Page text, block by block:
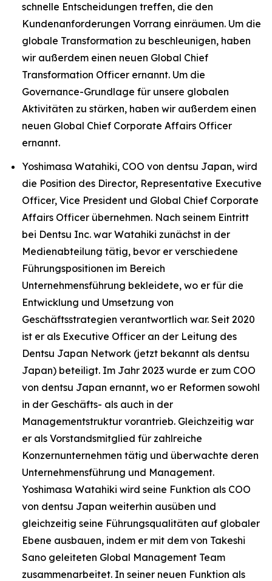
schnelle Entscheidungen treffen, die den
Kundenanforderungen Vorrang einräumen. Um die
globale Transformation zu beschleunigen, haben
wir außerdem einen neuen Global Chief
Transformation Officer ernannt. Um die
Governance-Grundlage für unsere globalen
Aktivitäten zu stärken, haben wir außerdem einen
neuen Global Chief Corporate Affairs Officer
ernannt.
Yoshimasa Watahiki, COO von dentsu Japan, wird
die Position des Director, Representative Executive
Officer, Vice President und Global Chief Corporate
Affairs Officer übernehmen. Nach seinem Eintritt
bei Dentsu Inc. war Watahiki zunächst in der
Medienabteilung tätig, bevor er verschiedene
Führungspositionen im Bereich
Unternehmensführung bekleidete, wo er für die
Entwicklung und Umsetzung von
Geschäftsstrategien verantwortlich war. Seit 2020
ist er als Executive Officer an der Leitung des
Dentsu Japan Network (jetzt bekannt als dentsu
Japan) beteiligt. Im Jahr 2023 wurde er zum COO
von dentsu Japan ernannt, wo er Reformen sowohl
in der Geschäfts- als auch in der
Managementstruktur vorantrieb. Gleichzeitig war
er als Vorstandsmitglied für zahlreiche
Konzernunternehmen tätig und überwachte deren
Unternehmensführung und Management.
Yoshimasa Watahiki wird seine Funktion als COO
von dentsu Japan weiterhin ausüben und
gleichzeitig seine Führungsqualitäten auf globaler
Ebene ausbauen, indem er mit dem von Takeshi
Sano geleiteten Global Management Team
zusammenarbeitet. In seiner neuen Funktion als